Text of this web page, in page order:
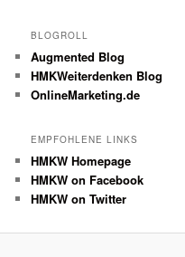
BLOGROLL
Augmented Blog
HMKWeiterdenken Blog
OnlineMarketing.de
EMPFOHLENE LINKS
HMKW Homepage
HMKW on Facebook
HMKW on Twitter